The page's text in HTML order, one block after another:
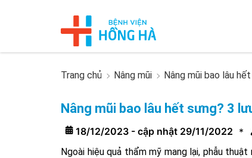
Trang chủ Nâng mũi Nâng mũi bao lâu
Nâng mũi bao lâu hết sưng? 3
18/12/2023 - cập nhật 29/11/2022 *
Ngoài hiệu quả thẩm mỹ mang lại, phẫu